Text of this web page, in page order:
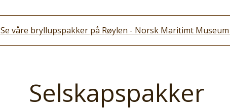
Se våre bryllupspakker på Røylen - Norsk Maritimt Museum
Selskapspakker